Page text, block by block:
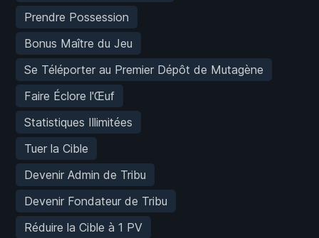
Prendre Possession
Bonus Maître du Jeu
Se Téléporter au Premier Dépôt de Mutagène
Faire Éclore l'Œuf
Statistiques Illimitées
Tuer la Cible
Devenir Admin de Tribu
Devenir Fondateur de Tribu
Réduire la Cible à 1 PV